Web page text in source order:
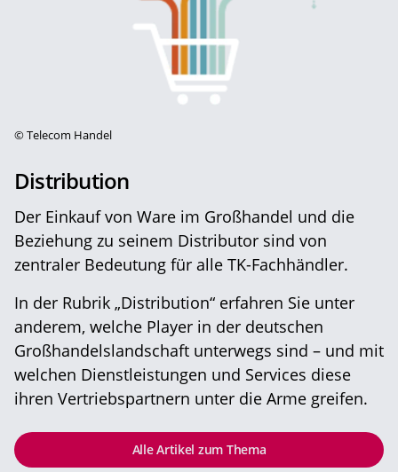
©Telecom Handel
Distribution
Der Einkauf von Ware im Großhandel und die
Beziehung zu seinem Distributor sind von
zentraler Bedeutung für alle TK-Fachhändler.
In der Rubrik „Distribution“ erfahren Sie unter
anderem, welche Player in der deutschen
Großhandelslandschaft unterwegs sind – und mit
welchen Dienstleistungen und Services diese
ihren Vertriebspartnern unter die Arme greifen.
Alle Artikel zum Thema